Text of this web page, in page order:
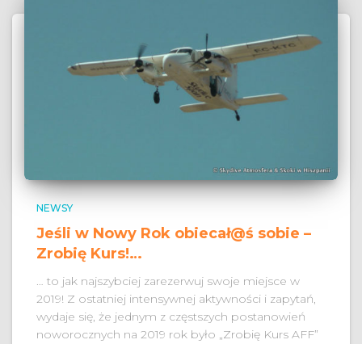
NEWSY
Jeśli w Nowy Rok obiecał@ś sobie –
Zrobię Kurs!…
… to jak najszybciej zarezerwuj swoje miejsce w
2019! Z ostatniej intensywnej aktywności i zapytań,
wydaje się, że jednym z częstszych postanowień
noworocznych na 2019 rok było „Zrobię Kurs AFF”